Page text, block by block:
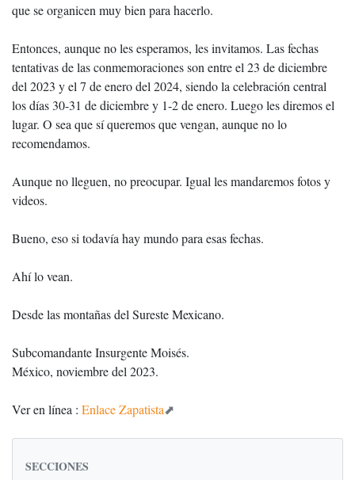
que se organicen muy bien para hacerlo.
Entonces, aunque no les esperamos, les invitamos. Las fechas
tentativas de las conmemoraciones son entre el 23 de diciembre
del 2023 y el 7 de enero del 2024, siendo la celebración central
los días 30-31 de diciembre y 1-2 de enero. Luego les diremos el
lugar. O sea que sí queremos que vengan, aunque no lo
recomendamos.
Aunque no lleguen, no preocupar. Igual les mandaremos fotos y
videos.
Bueno, eso si todavía hay mundo para esas fechas.
Ahí lo vean.
Desde las montañas del Sureste Mexicano.
Subcomandante Insurgente Moisés.
México, noviembre del 2023.
Ver en línea : Enlace Zapatista
SECCIONES